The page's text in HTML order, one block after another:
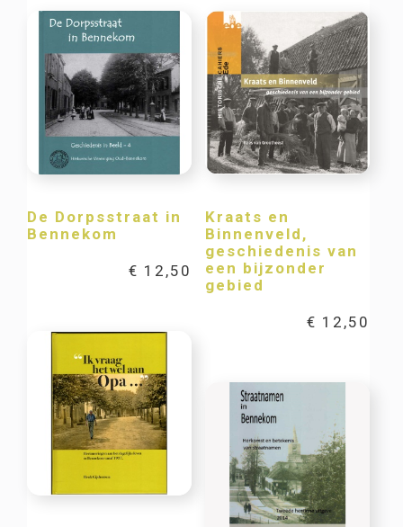
De Dorpsstraat in
Bennekom
€ 12,50
Kraats en
Binnenveld,
geschiedenis van
een bijzonder
gebied
€ 12,50